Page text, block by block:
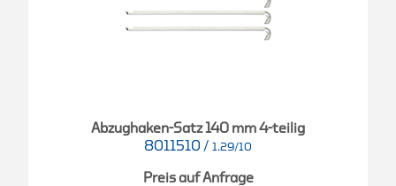
Abzughaken-Satz 140 mm 4-teilig
8011510 / 1.29/10
Preis auf Anfrage